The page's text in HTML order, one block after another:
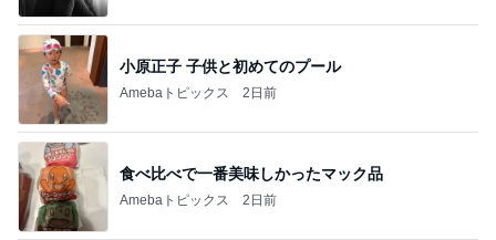
小原正子 子供と初めてのプール
Amebaトピックス 2日前
食べ比べで一番美味しかったマック品
Amebaトピックス 2日前